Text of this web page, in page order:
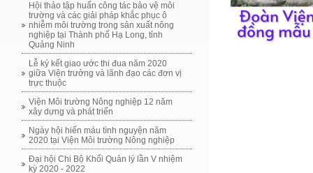
Hội thảo tập huấn công tác bảo vệ môi
trường và các giải pháp khắc phục ô
nhiễm môi trường trong sản xuất nông
nghiệp tại Thành phố Hạ Long, tỉnh
Quảng Ninh
Lễ ký kết giao ước thi đua năm 2020
giữa Viện trưởng và lãnh đạo các đơn vị
trực thuộc
Viện Môi trường Nông nghiệp 12 năm
xây dựng và phát triển
Ngày hội hiến máu tình nguyện năm
2020 tại Viện Môi trường Nông nghiệp
Đại hội Chi Bộ Khối Quản lý lần V nhiệm
kỳ 2020 - 2022